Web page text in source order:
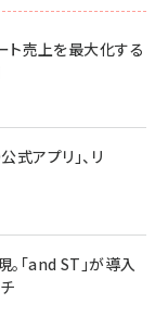
ト売上を最大化する
アプリ」、リ
「and ST」が導入